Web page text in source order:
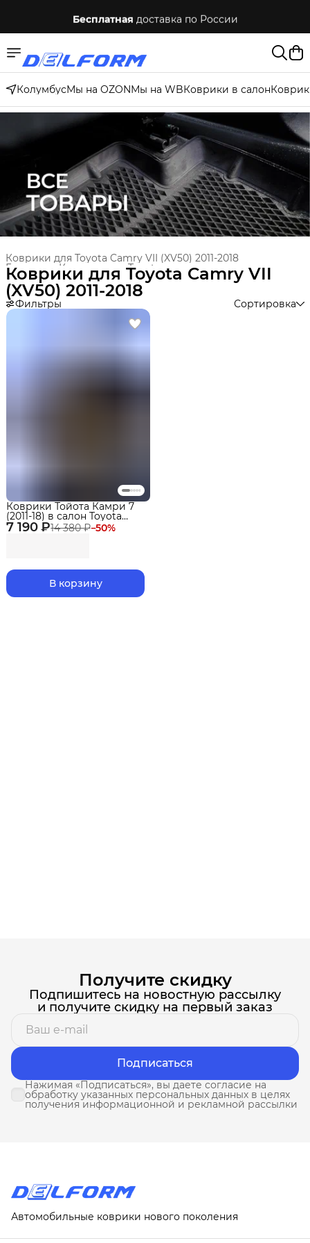
Бесплатная доставка по России
КолумбусМы на OZONМы на WBКоврики в салон
Коврики для Toyota Camry VII (XV50) 2011-2018
Коврики для Toyota ›
Главная ›
Коврики для Toyota Camry VII
(XV50) 2011-2018
Фильтры Сортировка
7 190 ₽14 380 ₽−50%
Коврики Тойота Камри 7
(2011-18) в салон Toyota
(XV50) с бортиками, эва,
eva
В корзину
Получите скидку
Подпишитесь на новостную рассылку
и получите скидку на первый заказ
Подписаться
Нажимая «Подписаться», вы даете согласие на
обработку указанных персональных данных в целях
получения информационной и рекламной рассылки
Автомобильные коврики нового поколения